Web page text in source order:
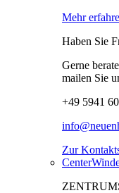
Mehr
Haben Sie
Gerne
mailen Sie
+49 5941
Zur